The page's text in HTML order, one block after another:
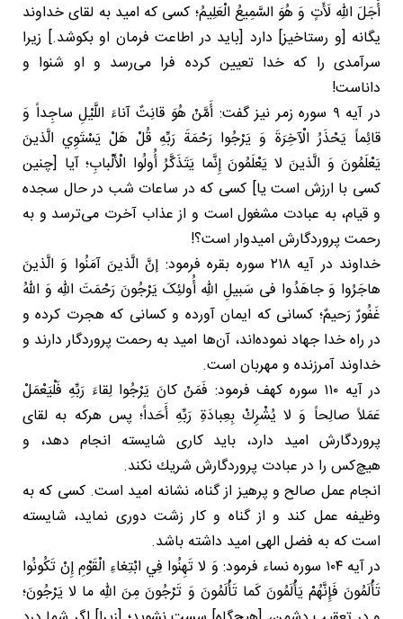
أَجَلَ اللهِ لَأَتٍ وَ هُوَ السَّمِيعُ الْعَلِيمُ؛ کسی که امید به لقای خداوند
یگانه [و رستاخیز] دارد [باید در اطاعت فرمان او بکوشد.] زیرا
سرآمدی را که خدا تعیین کرده فرا می‌رسد و او شنوا و
داناست!
در آیه ۹ سوره زمر نیز گفت: أَمَّنْ هُوَ قانِتٌ آناءَ اللَّيْلِ ساجِداً وَ
قائِماً یَحْذَرُ الْآخِرَةَ وَ يَرْجُوا رَحْمَةَ رَبِّهِ قُلْ هَلْ يَسْتَوِي الَّذينَ
يَعْلَمُونَ وَ الَّذينَ لا يَعْلَمُونَ إِنَّما يَتَذَكَّرُ أُولُوا الْأَلْبابِ؛ آيا [چنين
كسى با ارزش است يا] كسى كه در ساعات شب در حال سجده
و قيام، به عبادت مشغول است و از عذاب آخرت مى‌ترسد و به
رحمت پروردگارش اميدوار است؟!
خداوند در آیه ۲۱۸ سوره بقره فرمود: إنَّ الَّذینَ آمَنُوا وَ الَّذینَ
هاجَرُوا وَ جاهَدُوا فی سَبیلِ اللهِ أُولئِکَ یَرْجُونَ رَحْمَتَ اللهِ وَ اللهُ
غَفُورٌ رَحیمٌ؛ کسانی که ایمان آورده و کسانی که هجرت کرده و
در راه خدا جهاد نموده‌اند، آن‌ها امید به رحمت پروردگار دارند و
خداوند آمرزنده و مهربان است.
در آیه ۱۱۰ سوره کهف فرمود: فَمَنْ کانَ یَرْجُوا لِقاءَ رَبِّهِ فَلْيَعْمَلْ
عَمَلاً صالِحاً وَ لا یُشْرِكْ بِعِبادَةِ رَبِّهِ أَحَداً؛ پس هركه به لقاى
پروردگارش اميد دارد، بايد كارى شايسته انجام دهد، و
هيچ‌كس را در عبادت پروردگارش شريك نكند.
انجام عمل صالح و پرهیز از گناه، نشانه امید است. کسی که به
وظیفه عمل کند و از گناه و کار زشت دوری نماید، شایسته
است که به فضل الهی امید داشته باشد.
در آیه ۱۰۴ سوره نساء فرمود: وَ لا تَهِنُوا فِي ابْتِغاءِ الْقَوْمِ إِنْ تَكُونُوا
تَأْلَمُونَ فَإِنَّهُمْ يَأْلَمُونَ كَما تَأْلَمُونَ وَ تَرْجُونَ مِنَ اللهِ‌ ما لا يَرْجُونَ؛